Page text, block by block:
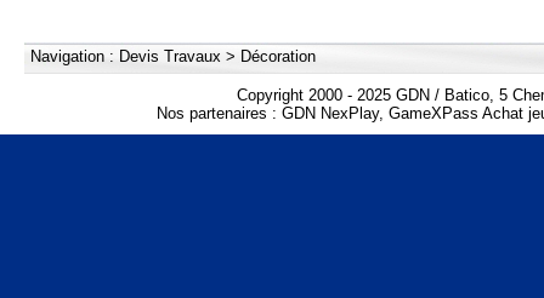
Navigation : Devis Travaux > Décoration
Copyright 2000 - 2025 GDN / Batico, 5
Nos partenaires : GDN NexPlay, GameXPass Achat